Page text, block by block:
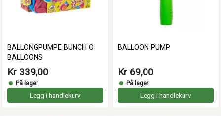
BALLONGPUMPE BUNCH O
BALLOONS
Kr 339,00
På lager
Legg i handlekurv
BALLOON PUMP
Kr 69,00
På lager
Legg i handlekurv